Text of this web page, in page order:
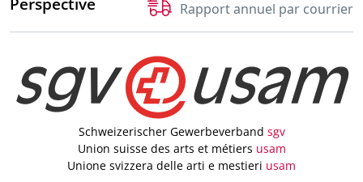
Rapport annuel par courrier
Schweizerischer Gewerbeverband sgv
Union suisse des arts et métiers usam
Unione svizzera delle arti e mestieri usam